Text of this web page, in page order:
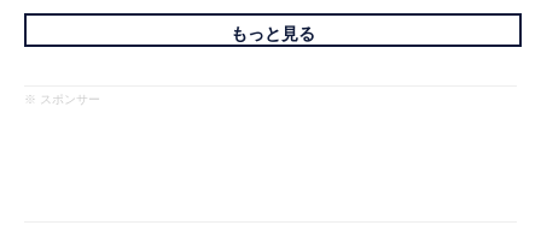
もっと見る
※ スポンサー